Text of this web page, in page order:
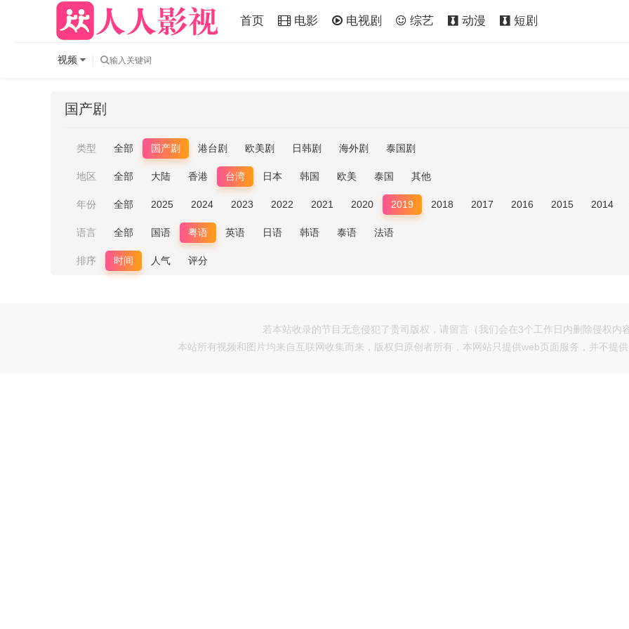
首页 电影 电视剧 综艺 动漫 短剧
视频
国产剧
类型 全部 国产剧 港台剧 欧美剧 日韩剧 海外剧 泰国剧
地区 全部 大陆 香港 台湾 日本 韩国 欧美 泰国 其他
年份 全部 2025 2024 2023 2022 2021 2020 2019 2018 2017 2016 2015 2014
语言 全部 国语 粤语 英语 日语 韩语 泰语 法语
排序 时间 人气 评分
若本站收录的节目无意侵犯了贵司版权，请留言（我们会在3个工作日内删除侵权内
本站所有视频和图片均来自互联网收集而来，版权归原创者所有，本网站只提供web页面服务，并不提